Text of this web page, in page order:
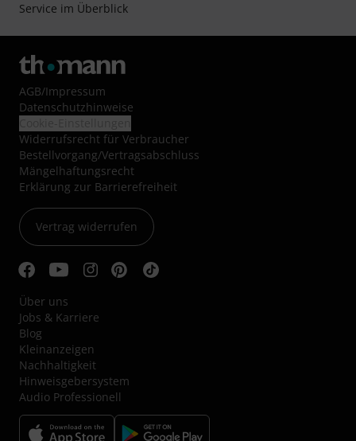
Service im Überblick
AGB/Impressum
Datenschutzhinweise
Widerrufsrecht für Verbraucher
Bestellvorgang/Vertragsabschluss
Mängelhaftungsrecht
Erklärung zur Barrierefreiheit
Vertrag widerrufen
Über uns
Jobs & Karriere
Blog
Kleinanzeigen
Nachhaltigkeit
Hinweisgebersystem
Audio Professionell